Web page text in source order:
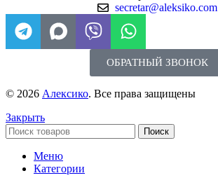
secretar@aleksiko.com
ОБРАТНЫЙ ЗВОНОК
© 2026 Алексико. Все права защищены
Закрыть
Поиск
Меню
Категории